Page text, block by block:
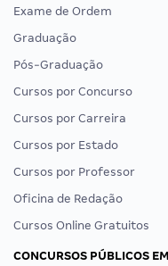
Exame de Ordem
Graduação
Pós-Graduação
Cursos por Concurso
Cursos por Carreira
Cursos por Estado
Cursos por Professor
Oficina de Redação
Cursos Online Gratuitos
CONCURSOS PÚBLICOS EM